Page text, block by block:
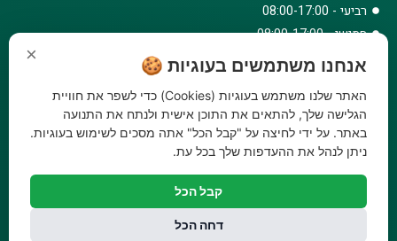
רביעי - 08:00-17:00
חמישי - 08:00-17:00
שישי - 08:00-12:30
צרו קשר
073-779-6243
וואטסאפ
amirbair@amir-agricul.co.il
× אנחנו משתמשים בעוגיות 🍪
האתר שלנו משתמש בעוגיות (Cookies) כדי לשפר את חוויית
הגלישה שלך, להתאים את התוכן אישית ולנתח את התנועה
באתר. על ידי לחיצה על "קבל הכל" אתה מסכים לשימוש בעוגיות.
ניתן לנהל את ההעדפות שלך בכל עת.
קבל הכל
דחה הכל